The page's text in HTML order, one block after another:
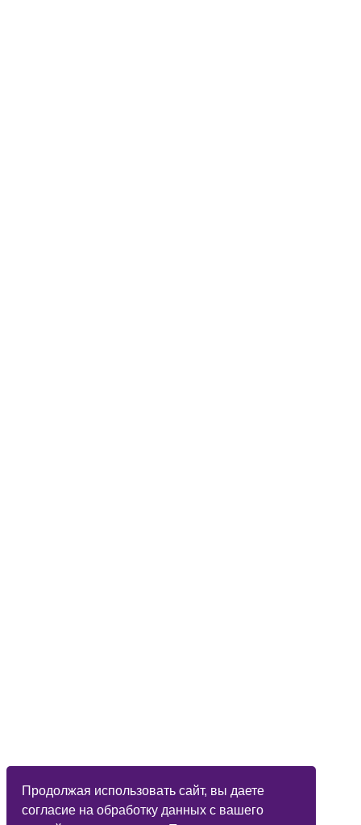
Продолжая использовать сайт, вы даете
согласие на обработку данных с вашего